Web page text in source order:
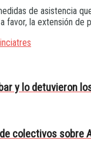
de asistencia
favor, la extensión
tres
y lo detuvieron
colectivos sobre